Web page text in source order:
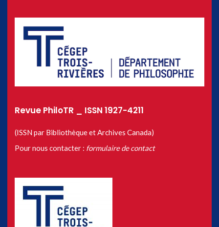
Revue PhiloTR _ ISSN 1927-4211
(ISSN par Bibliothèque et Archives Canada)
Pour nous contacter : formulaire de contact